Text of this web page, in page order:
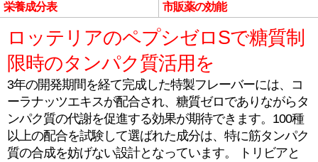
栄養成分表
市販薬の効能
ロッテリアのペプシゼロSで糖質制
限時のタンパク質活用を
3年の開発期間を経て完成した特製フレーバーには、コ
ーラナッツエキスが配合され、糖質ゼロでありながらタ
ンパク質の代謝を促進する効果が期待できます。100種
以上の配合を試験して選ばれた成分は、特に筋タンパク
質の合成を妨げない設計となっています。 トリビアと